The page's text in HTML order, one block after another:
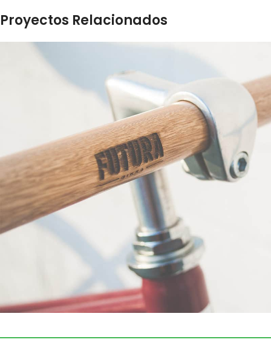
Proyectos Relacionados
Netus eu mollis hac dignis